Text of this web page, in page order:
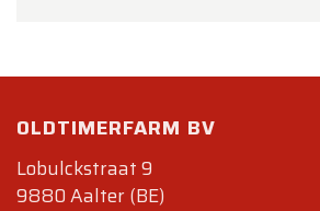
OLDTIMERFARM BV
Lobulckstraat 9
9880 Aalter (BE)